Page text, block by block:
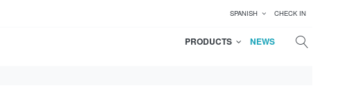
SPANISH CHECK IN
PRODUCTS NEWS